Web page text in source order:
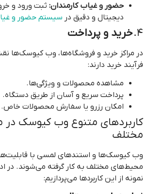
حضور و غیاب کارمندان: ثبت ورود و
دیجیتال و دقیق در سیستم حضور و
4. خرید و پرداخت
در مراکز خرید و فروشگاه‌ها، وب کیوسک‌ها
فرآیند خرید دارند:
مشاهده محصولات و ویژگی‌ها.
پرداخت سریع و آسان از طریق دستگاه.
امکان رزرو یا سفارش محصولات خاص.
کاربردهای متنوع وب کیوسک
مختلف
وب کیوسک‌ها و استندهای لمسی با
محیط‌های مختلف به کار گرفته می‌شوند. در
نمونه از این کاربردها می‌پردازیم: